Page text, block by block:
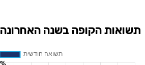
תשואות הקופה בשנה האחרונה